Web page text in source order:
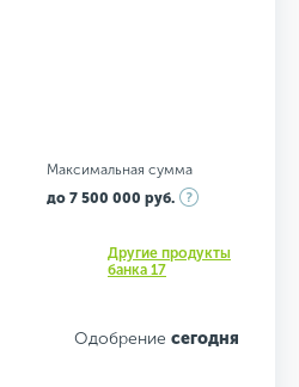
Максимальная сумма
до 7 500 000 руб.
Другие продукты
банка 17
Одобрение сегодня